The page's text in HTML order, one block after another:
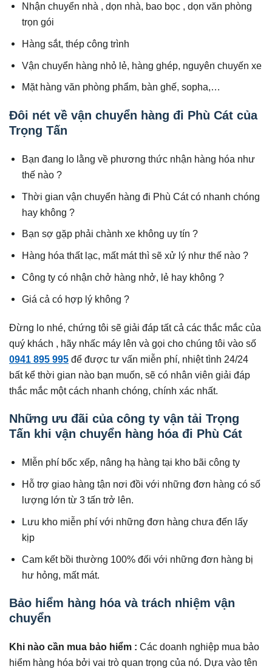
Nhận chuyển nhà , dọn nhà, bao bọc , dọn văn phòng
trọn gói
Hàng sắt, thép công trình
Vận chuyển hàng nhỏ lẻ, hàng ghép, nguyên chuyến xe
Mặt hàng văn phòng phẩm, bàn ghế, sopha,…
Đôi nét về vận chuyển hàng đi Phù Cát của
Trọng Tấn
Bạn đang lo lằng về phương thức nhận hàng hóa như
thế nào ?
Thời gian vận chuyển hàng đi Phù Cát có nhanh chóng
hay không ?
Bạn sợ gặp phải chành xe không uy tín ?
Hàng hóa thất lạc, mất mát thì sẽ xử lý như thế nào ?
Công ty có nhận chở hàng nhở, lẻ hay không ?
Giá cả có hợp lý không ?
Đừng lo nhé, chứng tôi sẽ giải đáp tất cả các thắc mắc của
quý khách , hãy nhấc máy lên và gọi cho chúng tôi vào số
0941 895 995 để được tư vấn miễn phí, nhiệt tình 24/24
bất kể thời gian nào bạn muốn, sẽ có nhân viên giải đáp
thắc mắc một cách nhanh chóng, chính xác nhất.
Những ưu đãi của công ty vận tải Trọng
Tấn khi vận chuyển hàng hóa đi Phù Cát
MIễn phí bốc xếp, nâng hạ hàng tại kho bãi công ty
Hỗ trợ giao hàng tận nơi đồi với những đơn hàng có số
lượng lớn từ 3 tấn trở lên.
Lưu kho miễn phí với những đơn hàng chưa đến lấy
kịp
Cam kết bồi thường 100% đối với những đơn hàng bị
hư hỏng, mất mát.
Bảo hiểm hàng hóa và trách nhiệm vận
chuyển
Khi nào cần mua bảo hiểm : Các doanh nghiệp mua bảo
hiểm hàng hóa bởi vai trò quan trọng của nó. Dựa vào tên